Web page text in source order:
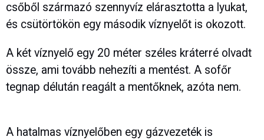
csőből származó szennyvíz elárasztotta a lyukat,
és csütörtökön egy második víznyelőt is okozott.
A két víznyelő egy 20 méter széles kráterré olvadt
össze, ami tovább nehezíti a mentést. A sofőr
tegnap délután reagált a mentőknek, azóta nem.
A hatalmas víznyelőben egy gázvezeték is